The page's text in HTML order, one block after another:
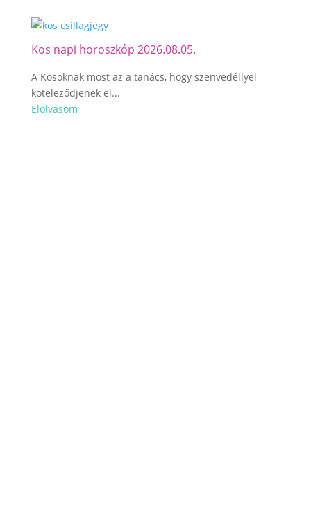
Kos napi horoszkóp 2026.08.05.
A Kosoknak most az a tanács, hogy szenvedéllyel
köteleződjenek el...
Elolvasom